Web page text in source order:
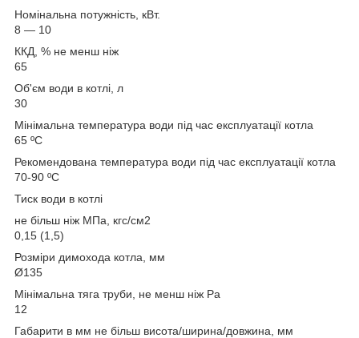
Номінальна потужність, кВт.
8 — 10
ККД, % не менш ніж
65
Об'єм води в котлі, л
30
Мінімальна температура води під час експлуатації котла
65 ºC
Рекомендована температура води під час експлуатації котла
70-90 ºC
Тиск води в котлі
не більш ніж МПа, кгс/cм2
0,15 (1,5)
Розміри димохода котла, мм
Ø135
Мінімальна тяга труби, не менш ніж Pa
12
Габарити в мм не більш висота/ширина/довжина, мм